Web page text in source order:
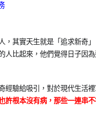
，其實天生就是「追求新
人比起來，他們覺得日子因
經驗給吸引，對於現代生活
許根本沒有病，那些一連串